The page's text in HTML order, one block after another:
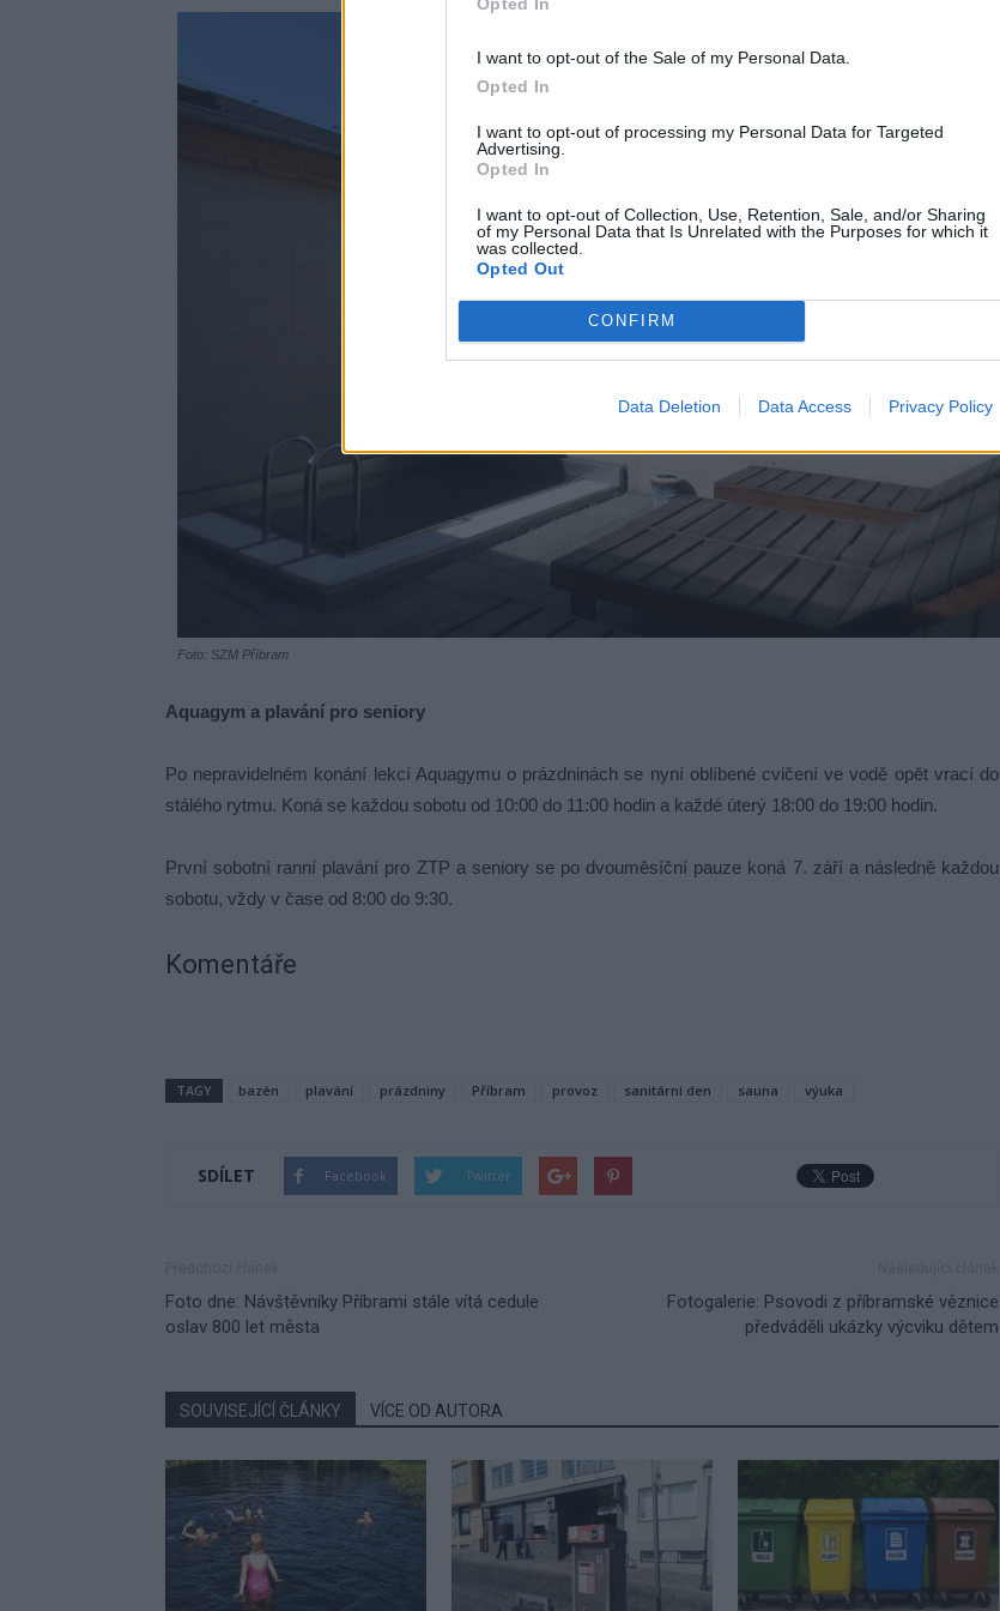
I want to opt-out of the Sale of my Personal Data.
Opted In
I want to opt-out of processing my Personal Data for Targeted
Advertising.
Opted In
I want to opt-out of Collection, Use, Retention, Sale, and/or Sharing
of my Personal Data that Is Unrelated with the Purposes for which it
was collected.
Opted Out
CONFIRM
Data Deletion Data Access Privacy Policy
Foto: SZM Příbram
Aquagym a plavání pro seniory
Po nepravidelném konání lekcí Aquagymu o prázdninách se nyní oblíbené cvičení ve vodě opět vrací do
stálého rytmu. Koná se každou sobotu od 10:00 do 11:00 hodin a každé úterý 18:00 do 19:00 hodin.
První sobotní ranní plavání pro ZTP a seniory se po dvouměsíční pauze koná 7. září a následně každou
sobotu, vždy v čase od 8:00 do 9:30.
Komentáře
TAGY bazén plavání prázdniny Příbram provoz sanitární den sauna výuka
SDÍLET Facebook Twitter
Foto dne: Návštěvníky Příbrami stále vítá cedule
oslav 800 let města
Fotogalerie: Psovodi z příbramské věznice
předváděli ukázky výcviku dětem
SOUVISEJÍCÍ ČLÁNKY VÍCE OD AUTORA